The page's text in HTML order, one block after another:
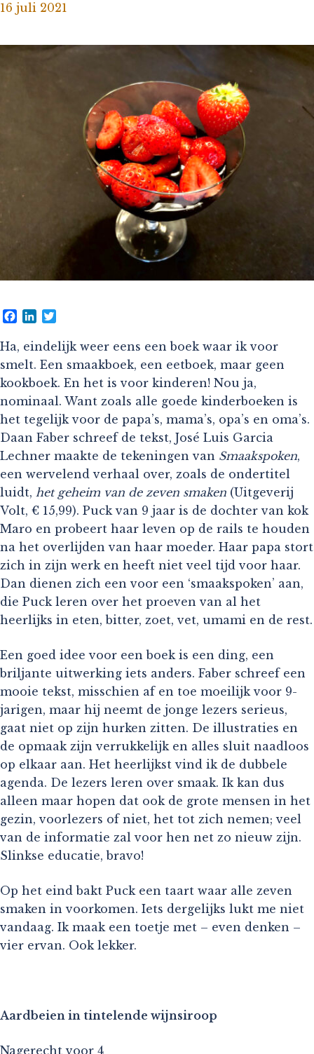
16 juli 2021
Facebook
LinkedIn
Ha, eindelijk weer eens een boek waar ik voor
smelt. Een smaakboek, een eetboek, maar geen
kookboek. En het is voor kinderen! Nou ja,
nominaal. Want zoals alle goede kinderboeken is
het tegelijk voor de papa’s, mama’s, opa’s en oma’s.
Daan Faber schreef de tekst, José Luis Garcia
Lechner maakte de tekeningen van Smaakspoken,
een wervelend verhaal over, zoals de ondertitel
luidt, het geheim van de zeven smaken (Uitgeverij
Volt, € 15,99). Puck van 9 jaar is de dochter van kok
Maro en probeert haar leven op de rails te houden
na het overlijden van haar moeder. Haar papa stort
zich in zijn werk en heeft niet veel tijd voor haar.
Dan dienen zich een voor een ‘smaakspoken’ aan,
die Puck leren over het proeven van al het
heerlijks in eten, bitter, zoet, vet, umami en de rest.
Een goed idee voor een boek is een ding, een
briljante uitwerking iets anders. Faber schreef een
mooie tekst, misschien af en toe moeilijk voor 9-
jarigen, maar hij neemt de jonge lezers serieus,
gaat niet op zijn hurken zitten. De illustraties en
de opmaak zijn verrukkelijk en alles sluit naadloos
op elkaar aan. Het heerlijkst vind ik de dubbele
agenda. De lezers leren over smaak. Ik kan dus
alleen maar hopen dat ook de grote mensen in het
gezin, voorlezers of niet, het tot zich nemen; veel
van de informatie zal voor hen net zo nieuw zijn.
Slinkse educatie, bravo!
Op het eind bakt Puck een taart waar alle zeven
smaken in voorkomen. Iets dergelijks lukt me niet
vandaag. Ik maak een toetje met – even denken –
vier ervan. Ook lekker.
Aardbeien in tintelende wijnsiroop
Nagerecht voor 4